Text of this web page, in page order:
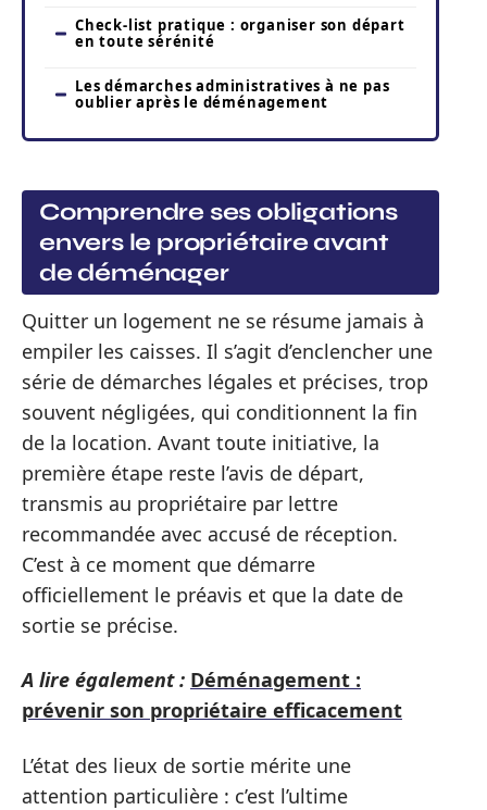
Check-list pratique : organiser son départ
en toute sérénité
Les démarches administratives à ne pas
oublier après le déménagement
Comprendre ses obligations
envers le propriétaire avant
de déménager
Quitter un logement ne se résume jamais à
empiler les caisses. Il s’agit d’enclencher une
série de démarches légales et précises, trop
souvent négligées, qui conditionnent la fin
de la location. Avant toute initiative, la
première étape reste l’avis de départ,
transmis au propriétaire par lettre
recommandée avec accusé de réception.
C’est à ce moment que démarre
officiellement le préavis et que la date de
sortie se précise.
A lire également : Déménagement :
prévenir son propriétaire efficacement
L’état des lieux de sortie mérite une
attention particulière : c’est l’ultime